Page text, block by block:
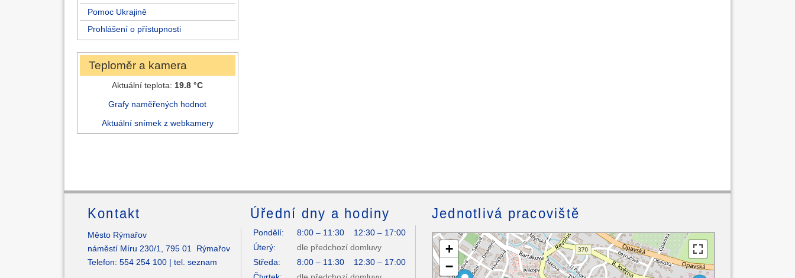
Pomoc Ukrajině
Prohlášení o přístupnosti
Teploměr a kamera
Aktuální teplota: 19.8 °C
Grafy naměřených hodnot
Aktuální snímek z webkamery
Kontakt
Město Rýmařov
náměstí Míru 230/1, 795 01 Rýmařov
Telefon: 554 254 100 | tel. seznam
Úřední dny a hodiny
Pondělí:
8:00 – 11:30 12:30 – 17:00
Úterý:
dle předchozí domluvy
Středa:
8:00 – 11:30 12:30 – 17:00
Jednotlivá pracoviště
+
−